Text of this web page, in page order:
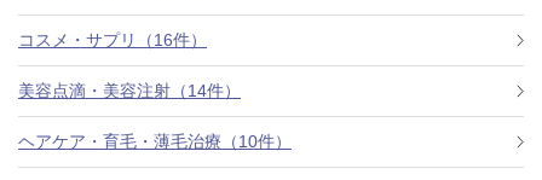
医師紹介
アクセス
西梅田から徒歩2分
ついて
コスメ・サプリ（16件）
美容点滴・美容注射（14件）
ヘアケア・育毛・薄毛治療（10件）